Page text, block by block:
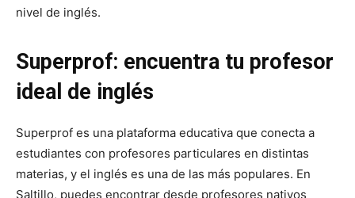
nivel de inglés.
Superprof: encuentra tu profesor
ideal de inglés
Superprof es una plataforma educativa que conecta a
estudiantes con profesores particulares en distintas
materias, y el inglés es una de las más populares. En
Saltillo, puedes encontrar desde profesores nativos